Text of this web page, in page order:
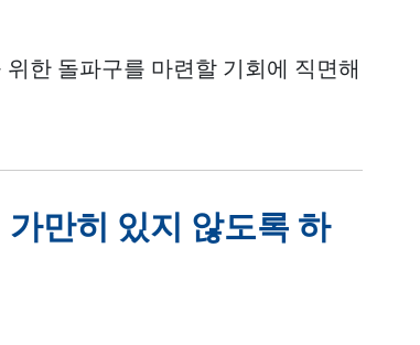
한 돌파구를 마련할 기회에 직면해
만히 있지 않도록 하